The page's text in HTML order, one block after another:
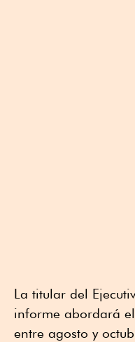
La titular del
informe abordará
entre agosto y